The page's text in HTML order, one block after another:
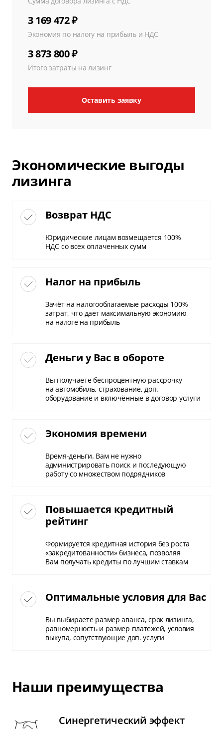
3 169 472 ₽
Экономия по налогу на прибыль и НДС
3 873 800 ₽
Итого затраты на лизинг
Оставить заявку
Экономические выгоды
лизинга
Возврат НДС
Юридические лицам возмещается 100%
НДС со всех оплаченных сумм
Налог на прибыль
Зачёт на налогооблагаемые расходы 100%
затрат, что дает максимальную экономию
на налоге на прибыль
Деньги у Вас в обороте
Вы получаете беспроцентную рассрочку
на автомобиль, страхование, доп.
оборудование и включённые в договор услуги
Экономия времени
Время-деньги. Вам не нужно
администрировать поиск и последующую
работу со множеством подрядчиков
Повышается кредитный
рейтинг
Формируется кредитная история без роста
«закредитованности» бизнеса, позволяя
Вам получать кредиты по лучшим ставкам
Оптимальные условия для Вас
Вы выбираете размер аванса, срок лизинга,
равномерность и размер платежей, условия
выкупа, сопутствующие доп. услуги
Наши преимущества
Синергетический эффект